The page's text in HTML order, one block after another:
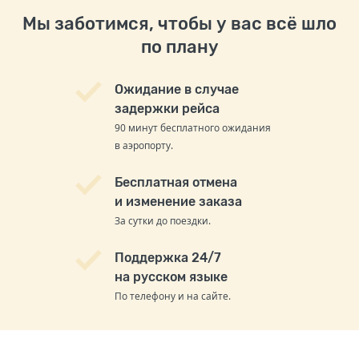
Мы заботимся, чтобы у вас всё шло
по плану
Ожидание в случае
задержки рейса
90 минут бесплатного ожидания
в аэропорту.
Бесплатная отмена
и изменение заказа
За сутки до поездки.
Поддержка 24/7
на русском языке
По телефону и на сайте.